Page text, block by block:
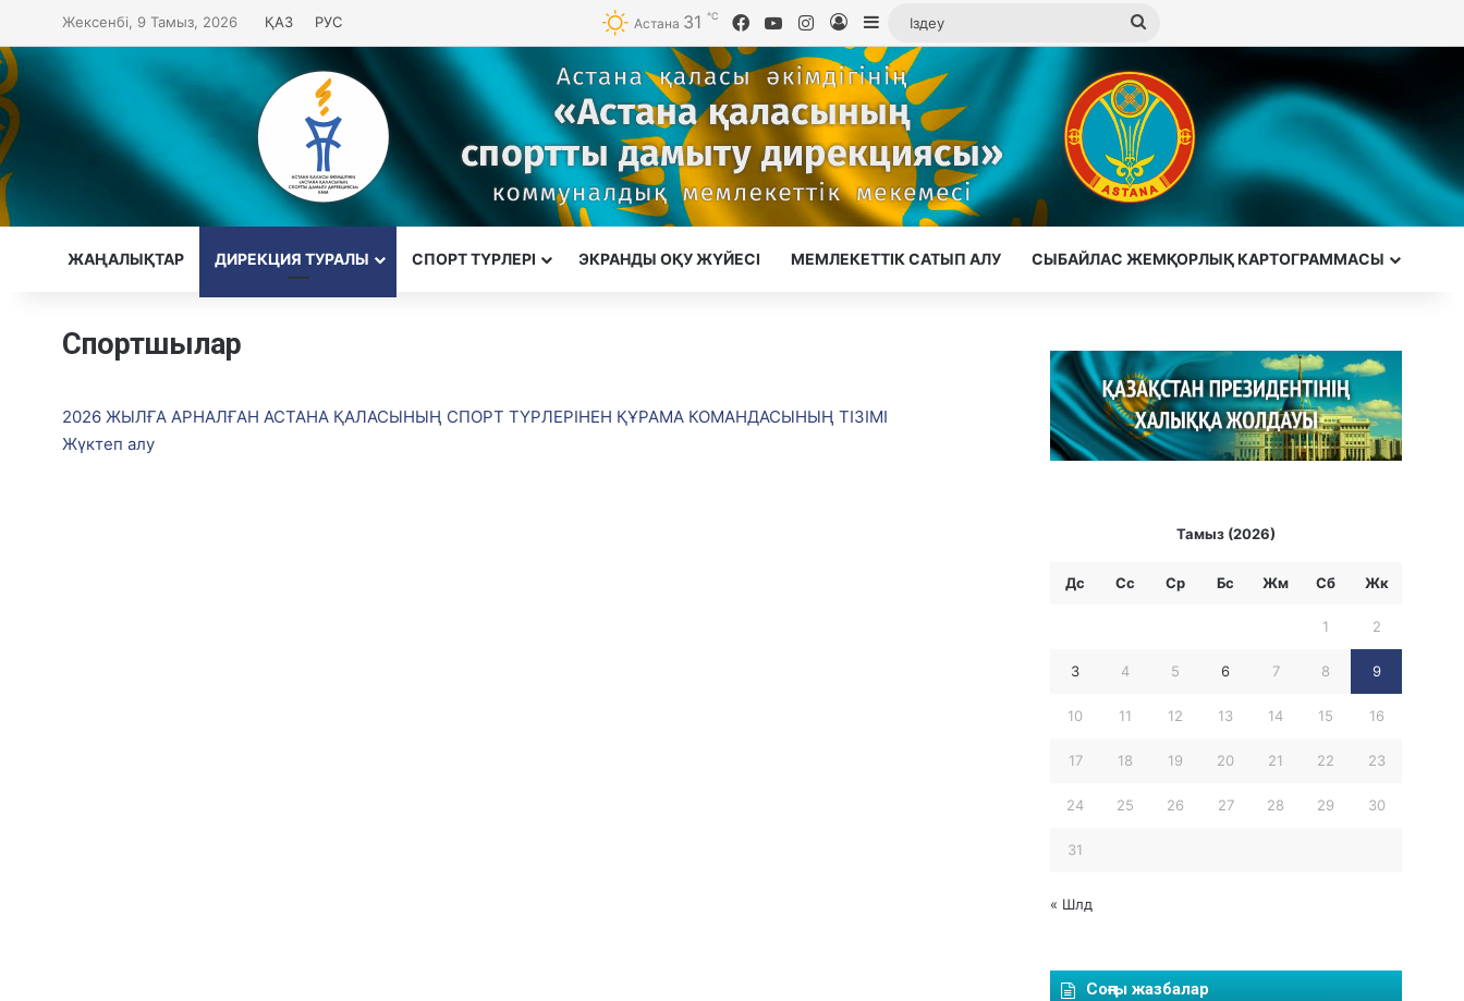
Жексенбі, 9 Тамыз, 2026 ҚАЗ РУС Астана 31 ℃ Facebook
YouTubeInstagram
Кіру Sidebar
ЖАҢАЛЫҚТАР ДИРЕКЦИЯ ТУРАЛЫ CПОРТ ТҮРЛЕРІ ЭКРАНДЫ ОҚУ ЖҮЙЕСІ МЕМЛЕКЕТТІК САТЫП АЛУ СЫБАЙЛАС ЖЕМҚОРЛЫҚ КАРТОГРАММАСЫ
Спортшылар
2026 ЖЫЛҒА АРНАЛҒАН АСТАНА ҚАЛАСЫНЫҢ СПОРТ ТҮРЛЕРІНЕН ҚҰРАМА КОМАНДАСЫНЫҢ ТІЗІМІ
Жүктеп алу
Тамыз (2026)
Дс Сс Ср Бc Жм Сб Жк
1 2
3 4 5 6 7 8 9
10 11 12 13 14 15 16
17 18 19 20 21 22 23
24 25 26 27 28 29 30
31
« Шлд
Соңғы жазбалар